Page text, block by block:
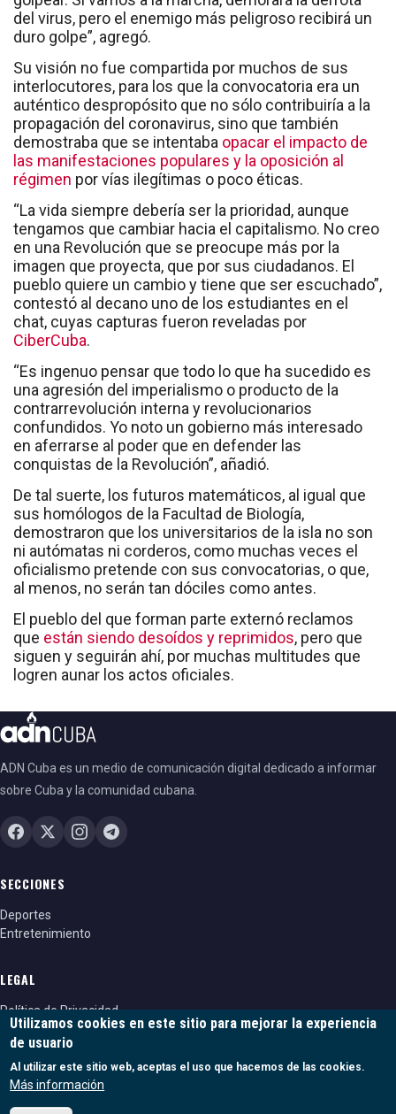
del virus, pero el enemigo más peligroso recibirá un
duro golpe”, agregó.
Su visión no fue compartida por muchos de sus
interlocutores, para los que la convocatoria era un
auténtico despropósito que no sólo contribuiría a la
propagación del coronavirus, sino que también
demostraba que se intentaba opacar el impacto de
las manifestaciones populares y la oposición al
régimen por vías ilegítimas o poco éticas.
“La vida siempre debería ser la prioridad, aunque
tengamos que cambiar hacia el capitalismo. No creo
en una Revolución que se preocupe más por la
imagen que proyecta, que por sus ciudadanos. El
pueblo quiere un cambio y tiene que ser escuchado”,
contestó al decano uno de los estudiantes en el
chat, cuyas capturas fueron reveladas por
CiberCuba.
“Es ingenuo pensar que todo lo que ha sucedido es
una agresión del imperialismo o producto de la
contrarrevolución interna y revolucionarios
confundidos. Yo noto un gobierno más interesado
en aferrarse al poder que en defender las
conquistas de la Revolución”, añadió.
De tal suerte, los futuros matemáticos, al igual que
sus homólogos de la Facultad de Biología,
demostraron que los universitarios de la isla no son
ni autómatas ni corderos, como muchas veces el
oficialismo pretende con sus convocatorias, o que,
al menos, no serán tan dóciles como antes.
El pueblo del que forman parte externó reclamos
que están siendo desoídos y reprimidos, pero que
siguen y seguirán ahí, por muchas multitudes que
logren aunar los actos oficiales.
ADN Cuba es un medio de comunicación digital dedicado a informar
sobre Cuba y la comunidad cubana.
SECCIONES
Deportes
Entretenimiento
LEGAL
Política de Privacidad
Política de cookies
Términos y condiciones
Utilizamos cookies en este sitio para mejorar la experiencia
de usuario
Al utilizar este sitio web, aceptas el uso que hacemos de las cookies.
Más información